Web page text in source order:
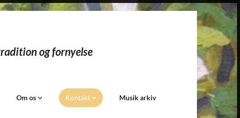
og fornyelse​
Om os Kontakt Musik arkiv